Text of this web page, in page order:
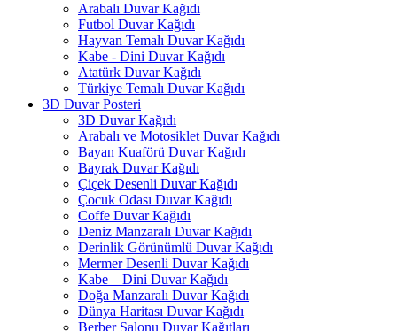
Arabalı Duvar Kağıdı
Futbol Duvar Kağıdı
Hayvan Temalı Duvar Kağıdı
Kabe - Dini Duvar Kağıdı
Atatürk Duvar Kağıdı
Türkiye Temalı Duvar Kağıdı
3D Duvar Posteri
3D Duvar Kağıdı
Arabalı ve Motosiklet Duvar Kağıdı
Bayan Kuaförü Duvar Kağıdı
Bayrak Duvar Kağıdı
Çiçek Desenli Duvar Kağıdı
Çocuk Odası Duvar Kağıdı
Coffe Duvar Kağıdı
Deniz Manzaralı Duvar Kağıdı
Derinlik Görünümlü Duvar Kağıdı
Mermer Desenli Duvar Kağıdı
Kabe – Dini Duvar Kağıdı
Doğa Manzaralı Duvar Kağıdı
Dünya Haritası Duvar Kağıdı
Berber Salonu Duvar Kağıtları